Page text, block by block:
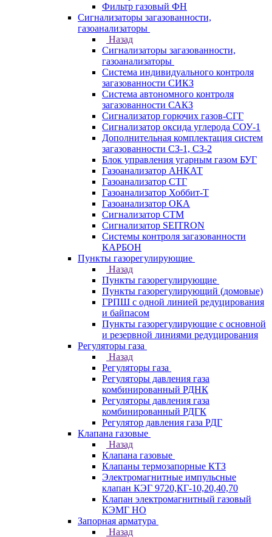
Фильтр газовый ФН
Сигнализаторы загазованности,
газоанализаторы
Назад
Сигнализаторы загазованности,
газоанализаторы
Система индивидуального контроля
загазованности СИКЗ
Система автономного контроля
загазованности САКЗ
Сигнализатор горючих газов-СГГ
Сигнализатор оксида углерода СОУ-1
Дополнительная комплектация систем
загазованности СЗ-1, СЗ-2
Блок управления угарным газом БУГ
Газоанализатор АНКАТ
Газоанализатор СТГ
Газоанализатор Хоббит-Т
Газоанализатор ОКА
Сигнализатор СТМ
Сигнализатор SEITRON
Системы контроля загазованности
КАРБОН
Пункты газорегулирующие
Назад
Пункты газорегулирующие
Пункты газорегулирующий (домовые)
ГРПШ с одной линией редуцирования
и байпасом
Пункты газорегулирующие с основной
и резервной линиями редуцирования
Регуляторы газа
Назад
Регуляторы газа
Регуляторы давления газа
комбинированный РДНК
Регуляторы давления газа
комбинированный РДГК
Регулятор давления газа РДГ
Клапана газовые
Назад
Клапана газовые
Клапаны термозапорные КТЗ
Электромагнитные импульсные
клапан КЭГ 9720,КГ-10,20,40,70
Клапан электромагнитный газовый
КЭМГ НО
Запорная арматура
Назад